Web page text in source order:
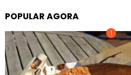
POPULAR AGORA